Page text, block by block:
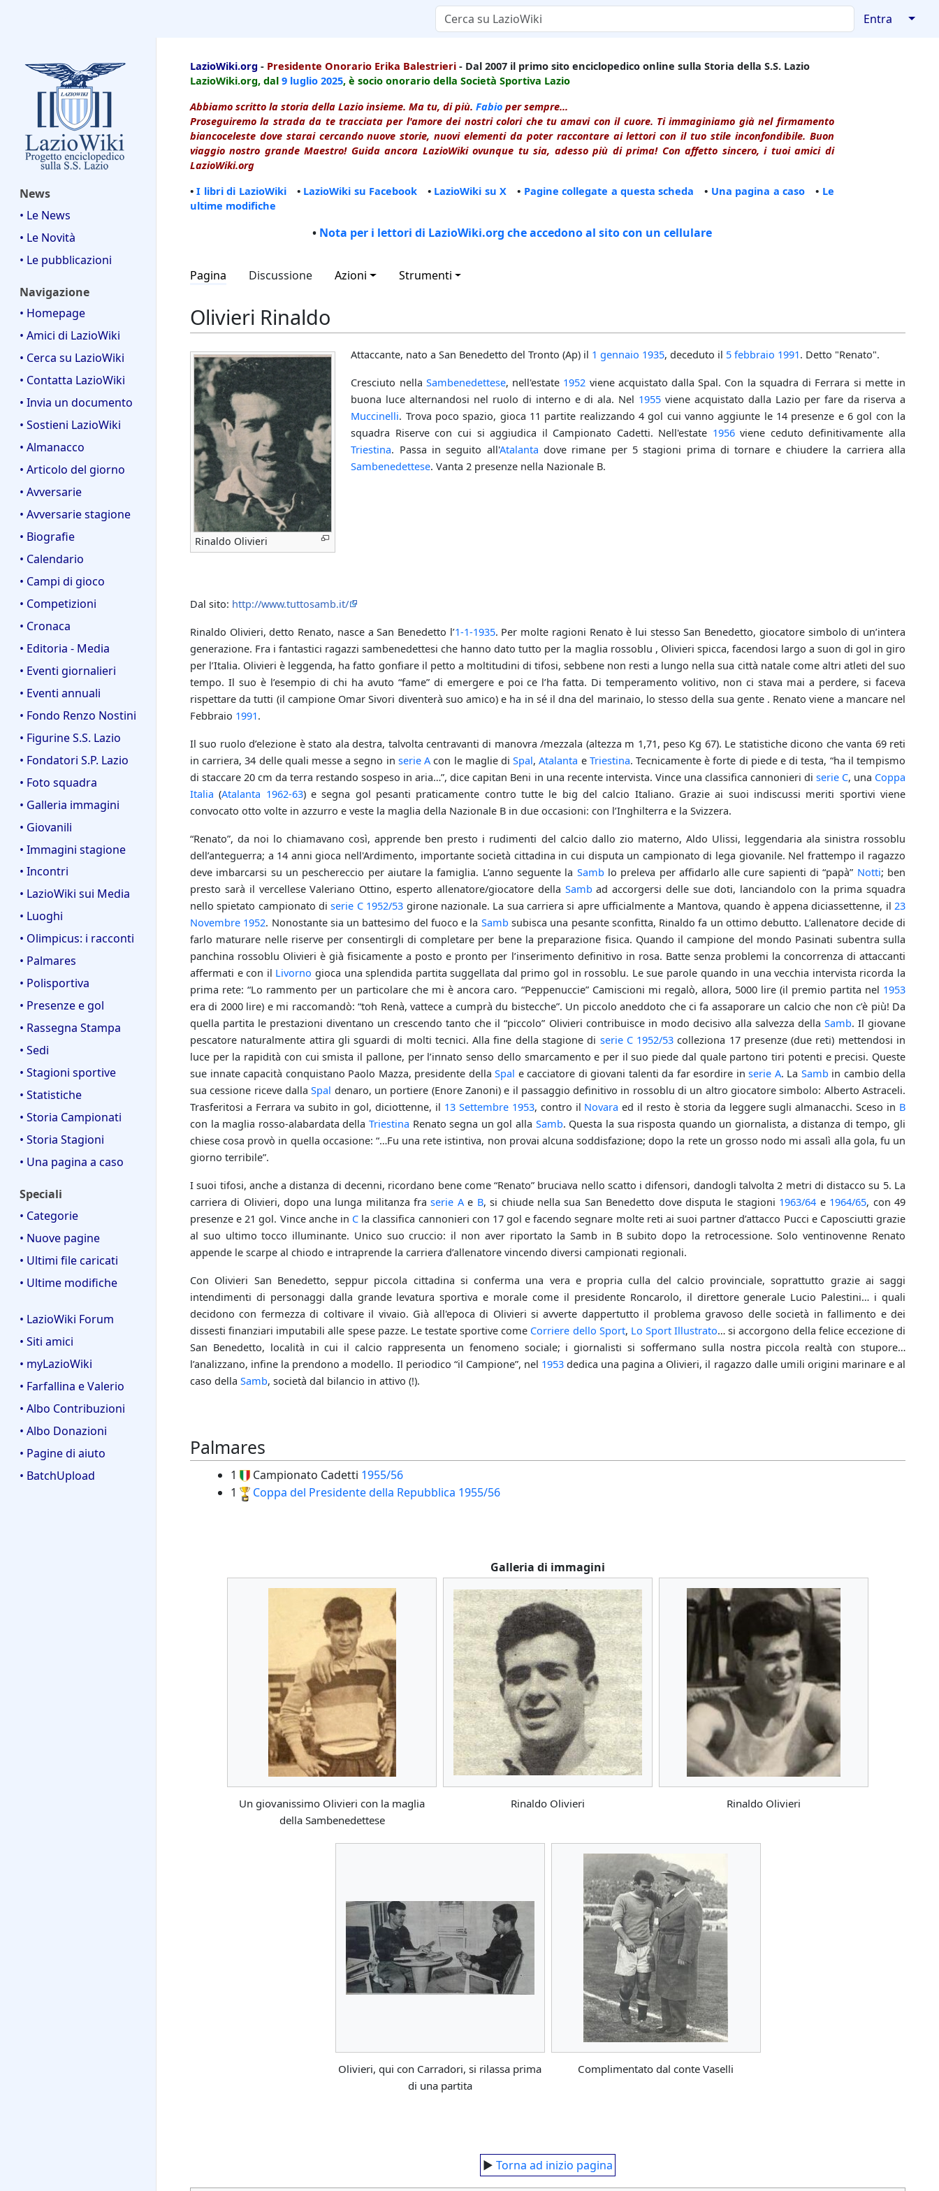
Entra ↓
News
• Le News
• Le Novità
• Le pubblicazioni
Navigazione
• Homepage
• Amici di LazioWiki
• Cerca su LazioWiki
• Contatta LazioWiki
• Invia un documento
• Sostieni LazioWiki
• Almanacco
• Articolo del giorno
• Avversarie
• Avversarie stagione
• Biografie
• Calendario
• Campi di gioco
• Competizioni
• Cronaca
• Editoria - Media
• Eventi giornalieri
• Eventi annuali
• Fondo Renzo Nostini
• Figurine S.S. Lazio
• Fondatori S.P. Lazio
• Foto squadra
• Galleria immagini
• Giovanili
• Immagini stagione
• Incontri
• LazioWiki sui Media
• Luoghi
• Olimpicus: i racconti
• Palmares
• Polisportiva
• Presenze e gol
• Rassegna Stampa
• Sedi
• Stagioni sportive
• Statistiche
• Storia Campionati
• Storia Stagioni
• Una pagina a caso
Speciali
• Categorie
• Nuove pagine
• Ultimi file caricati
• Ultime modifiche
• LazioWiki Forum
• Siti amici
• myLazioWiki
• Farfallina e Valerio
• Albo Contribuzioni
• Albo Donazioni
• Pagine di aiuto
• BatchUpload
LazioWiki.org - Presidente Onorario Erika Balestrieri - Dal 2007 il primo sito enciclopedico online sulla Storia della S.S. Lazio
LazioWiki.org, dal 9 luglio 2025, è socio onorario della Società Sportiva Lazio
Abbiamo scritto la storia della Lazio insieme. Ma tu, di più. Fabio per sempre...
Proseguiremo la strada da te tracciata per l'amore dei nostri colori che tu amavi con il cuore. Ti immaginiamo già nel firmamento
biancoceleste dove starai cercando nuove storie, nuovi elementi da poter raccontare ai lettori con il tuo stile inconfondibile. Buon
viaggio nostro grande Maestro! Guida ancora LazioWiki ovunque tu sia, adesso più di prima! Con affetto sincero, i tuoi amici di
LazioWiki.org
•I libri di LazioWiki• LazioWiki su Facebook • LazioWiki su X • Pagine collegate a questa scheda • Una pagina a caso • Le
ultime modifiche
• Nota per i lettori di LazioWiki.org che accedono al sito con un cellulare
Pagina Discussione Azioni Strumenti
Olivieri Rinaldo
Rinaldo Olivieri
Attaccante, nato a San Benedetto del Tronto (Ap) il 1 gennaio 1935, deceduto il 5 febbraio 1991. Detto "Renato".
Cresciuto nella Sambenedettese, nell'estate 1952 viene acquistato dalla Spal. Con la squadra di Ferrara si mette in
buona luce alternandosi nel ruolo di interno e di ala. Nel 1955 viene acquistato dalla Lazio per fare da riserva a
Muccinelli. Trova poco spazio, gioca 11 partite realizzando 4 gol cui vanno aggiunte le 14 presenze e 6 gol con la
squadra Riserve con cui si aggiudica il Campionato Cadetti. Nell'estate 1956viene ceduto definitivamente alla
Triestina. Passa in seguito all'Atalanta dove rimane per 5 stagioni prima di tornare e chiudere la carriera alla
Sambenedettese. Vanta 2 presenze nella Nazionale B.
Dal sito: http://www.tuttosamb.it/
Rinaldo Olivieri, detto Renato, nasce a San Benedetto l’1-1-1935. Per molte ragioni Renato è lui stesso San Benedetto, giocatore simbolo di un’intera
generazione. Fra i fantastici ragazzi sambenedettesi che hanno dato tutto per la maglia rossoblu , Olivieri spicca, facendosi largo a suon di gol in giro
per l’Italia. Olivieri è leggenda, ha fatto gonfiare il petto a moltitudini di tifosi, sebbene non resti a lungo nella sua città natale come altri atleti del suo
tempo. Il suo è l’esempio di chi ha avuto “fame” di emergere e poi ce l’ha fatta. Di temperamento volitivo, non ci stava mai a perdere, si faceva
rispettare da tutti (il campione Omar Sivori diventerà suo amico) e ha in sé il dna del marinaio, lo stesso della sua gente . Renato viene a mancare nel
Febbraio 1991.
Il suo ruolo d’elezione è stato ala destra, talvolta centravanti di manovra /mezzala (altezza m 1,71, peso Kg 67). Le statistiche dicono che vanta 69 reti
in carriera, 34 delle quali messe a segno in serie A con le maglie diSpal,Atalanta e Triestina. Tecnicamente è forte di piede e di testa, “ha il tempismo
di staccare 20 cm da terra restando sospeso in aria…”, dice capitan Beni in una recente intervista. Vince una classifica cannonieri di serie C, una Coppa
Italia (Atalanta 1962-63) e segna gol pesanti praticamente contro tutte le big del calcio Italiano. Grazie ai suoi indiscussi meriti sportivi viene
convocato otto volte in azzurro e veste la maglia della Nazionale B in due occasioni: con l’Inghilterra e la Svizzera.
“Renato”, da noi lo chiamavano così, apprende ben presto i rudimenti del calcio dallo zio materno, Aldo Ulissi, leggendaria ala sinistra rossoblu
dell’anteguerra; a 14 anni gioca nell'Ardimento, importante società cittadina in cui disputa un campionato di lega giovanile. Nel frattempo il ragazzo
deve imbarcarsi su un peschereccio per aiutare la famiglia. L’anno seguente la Samb lo preleva per affidarlo alle cure sapienti di “papà” Notti; ben
presto sarà il vercellese Valeriano Ottino, esperto allenatore/giocatore della Samb ad accorgersi delle sue doti, lanciandolo con la prima squadra
nello spietato campionato diserie C 1952/53 girone nazionale. La sua carriera si apre ufficialmente a Mantova, quando è appena diciassettenne, il23
Novembre 1952. Nonostante sia un battesimo del fuoco e la Samb subisca una pesante sconfitta, Rinaldo fa un ottimo debutto. L’allenatore decide di
farlo maturare nelle riserve per consentirgli di completare per bene la preparazione fisica. Quando il campione del mondo Pasinati subentra sulla
panchina rossoblu Olivieri è già fisicamente a posto e pronto per l’inserimento definitivo in rosa. Batte senza problemi la concorrenza di attaccanti
affermati e con il Livorno gioca una splendida partita suggellata dal primo gol in rossoblu. Le sue parole quando in una vecchia intervista ricorda la
prima rete: “Lo rammento per un particolare che mi è ancora caro. “Peppenuccie” Camiscioni mi regalò, allora, 5000 lire (il premio partita nel 1953
era di 2000 lire) e mi raccomandò: “toh Renà, vattece a cumprà du bistecche”. Un piccolo aneddoto che ci fa assaporare un calcio che non c’è più! Da
quella partita le prestazioni diventano un crescendo tanto che il “piccolo” Olivieri contribuisce in modo decisivo alla salvezza della Samb. Il giovane
pescatore naturalmente attira gli sguardi di molti tecnici. Alla fine della stagione di serie C 1952/53 colleziona 17 presenze (due reti) mettendosi in
luce per la rapidità con cui smista il pallone, per l’innato senso dello smarcamento e per il suo piede dal quale partono tiri potenti e precisi. Queste
sue innate capacità conquistano Paolo Mazza, presidente della Spal e cacciatore di giovani talenti da far esordire in serie A. La Samb in cambio della
sua cessione riceve dallaSpal denaro, un portiere (Enore Zanoni) e il passaggio definitivo in rossoblu di un altro giocatore simbolo: Alberto Astraceli.
Trasferitosi a Ferrara va subito in gol, diciottenne, il 13 Settembre 1953, contro il Novara ed il resto è storia da leggere sugli almanacchi. Sceso in B
con la maglia rosso-alabardata dellaTriestina Renato segna un gol alla Samb. Questa la sua risposta quando un giornalista, a distanza di tempo, gli
chiese cosa provò in quella occasione: “…Fu una rete istintiva, non provai alcuna soddisfazione; dopo la rete un grosso nodo mi assalì alla gola, fu un
giorno terribile”.
I suoi tifosi, anche a distanza di decenni, ricordano bene come “Renato” bruciava nello scatto i difensori, dandogli talvolta 2 metri di distacco su 5. La
carriera di Olivieri, dopo una lunga militanza fraserie Ae B, si chiude nella sua San Benedetto dove disputa le stagioni 1963/64 e 1964/65, con 49
presenze e 21 gol. Vince anche in C la classifica cannonieri con 17 gol e facendo segnare molte reti ai suoi partner d’attacco Pucci e Caposciutti grazie
al suo ultimo tocco illuminante. Unico suo cruccio: il non aver riportato la Samb in B subito dopo la retrocessione. Solo ventinovenne Renato
appende le scarpe al chiodo e intraprende la carriera d’allenatore vincendo diversi campionati regionali.
Con Olivieri San Benedetto, seppur piccola cittadina si conferma una vera e propria culla del calcio provinciale, soprattutto grazie ai saggi
intendimenti di personaggi dalla grande levatura sportiva e morale come il presidente Roncarolo, il direttore generale Lucio Palestini… i quali
decidono con fermezza di coltivare il vivaio. Già all'epoca di Olivieri si avverte dappertutto il problema gravoso delle società in fallimento e dei
dissesti finanziari imputabili alle spese pazze. Le testate sportive come Corriere dello Sport, Lo Sport Illustrato… si accorgono della felice eccezione di
San Benedetto, località in cui il calcio rappresenta un fenomeno sociale; i giornalisti si soffermano sulla nostra piccola realtà con stupore…
l’analizzano, infine la prendono a modello. Il periodico “il Campione”, nel 1953dedica una pagina a Olivieri, il ragazzo dalle umili origini marinare e al
caso della Samb, società dal bilancio in attivo (!).
Palmares
1 Campionato Cadetti 1955/56
1
Coppa del Presidente della Repubblica 1955/56
Galleria di immagini
Un giovanissimo Olivieri con la maglia
della Sambenedettese
Rinaldo Olivieri Rinaldo Olivieri
Olivieri, qui con Carradori, si rilassa prima
di una partita
Complimentato dal conte Vaselli
► Torna ad inizio pagina